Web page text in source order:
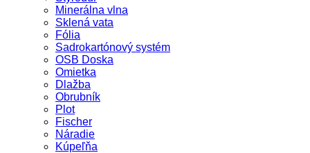
Minerálna vlna
Sklená vata
Fólia
Sadrokartónový systém
OSB Doska
Omietka
Dlažba
Obrubník
Plot
Fischer
Náradie
Kúpeľňa